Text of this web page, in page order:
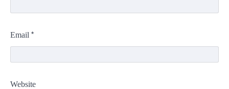
Email *
Website